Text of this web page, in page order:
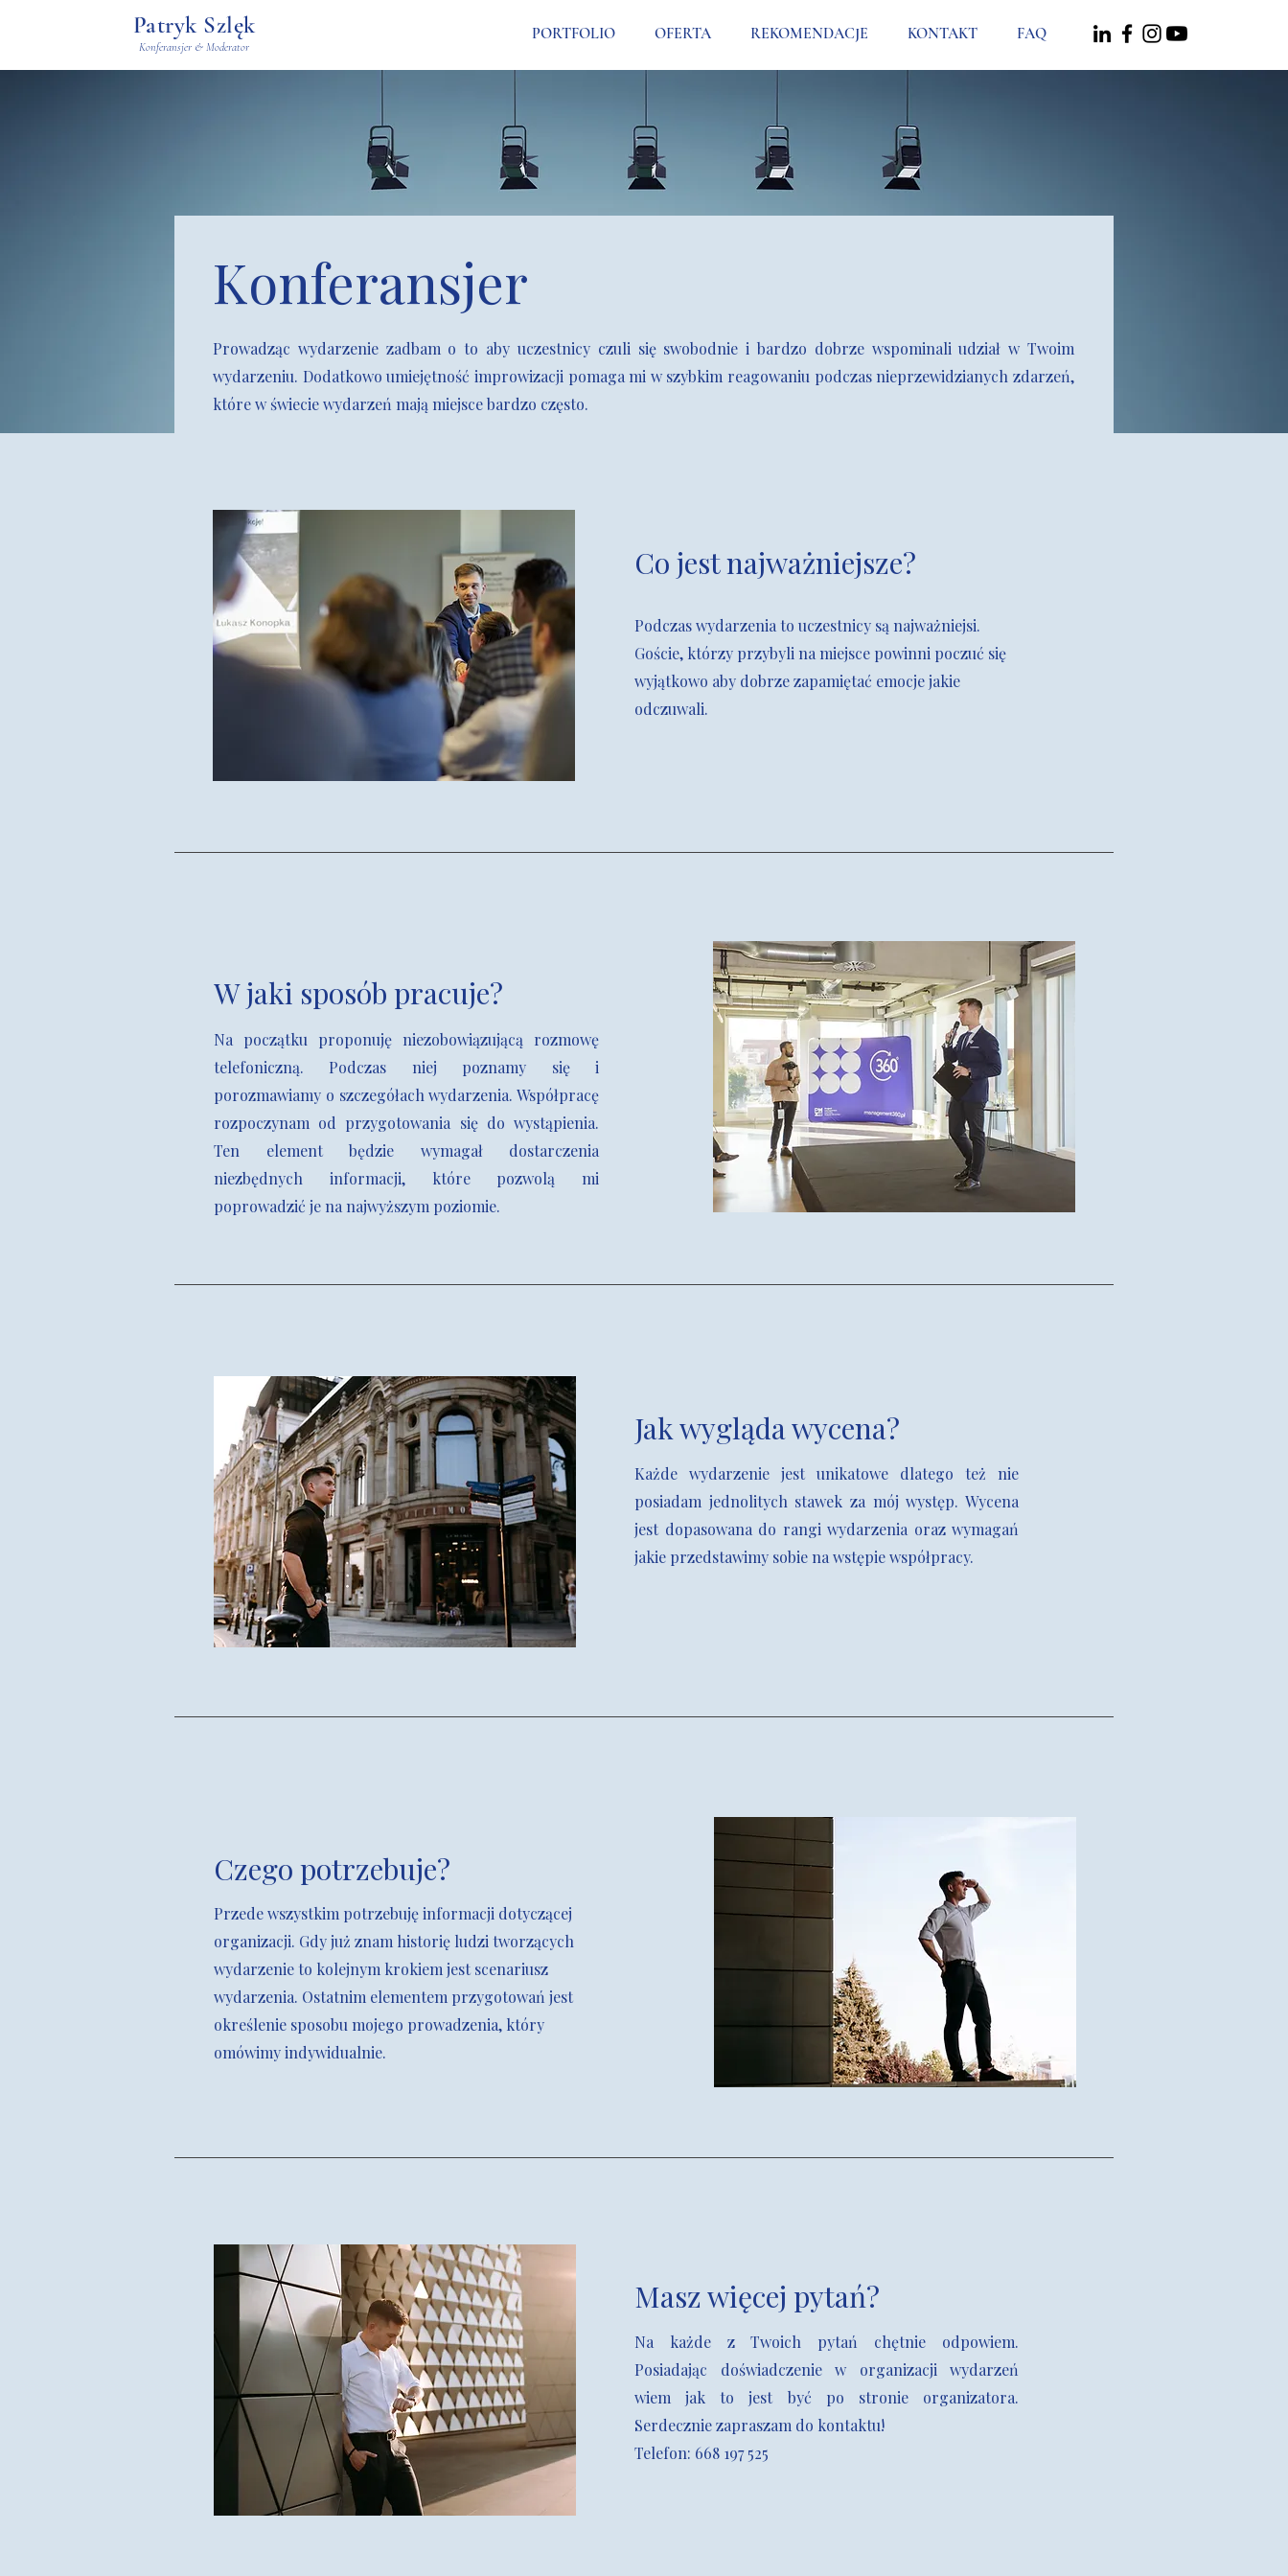
Patryk Szlęk
Konferansjer & Moderator
PORTFOLIO OFERTA REKOMENDACJE KONTAKT FAQ
Konferansjer
Prowadząc wydarzenie zadbam o to aby uczestnicy czuli się swobodnie i bardzo dobrze wspominali udział w Twoim
wydarzeniu. Dodatkowo umiejętność improwizacji pomaga mi w szybkim reagowaniu podczas nieprzewidzianych zdarzeń,
które w świecie wydarzeń mają miejsce bardzo często.
Co jest najważniejsze?
Podczas wydarzenia to uczestnicy są najważniejsi.
Goście, którzy przybyli na miejsce powinni poczuć się
wyjątkowo aby dobrze zapamiętać emocje jakie
odczuwali.
W jaki sposób pracuje?
Na początku proponuję niezobowiązującą rozmowę
telefoniczną. Podczas niej poznamy się i
porozmawiamy o szczegółach wydarzenia. Współpracę
rozpoczynam od przygotowania się do wystąpienia.
Ten element będzie wymagał dostarczenia
niezbędnych informacji, które pozwolą mi
poprowadzić je na najwyższym poziomie.
Jak wygląda wycena?
Każde wydarzenie jest unikatowe dlatego też nie
posiadam jednolitych stawek za mój występ. Wycena
jest dopasowana do rangi wydarzenia oraz wymagań
jakie przedstawimy sobie na wstępie współpracy.
Czego potrzebuje?
Przede wszystkim potrzebuję informacji dotyczącej
organizacji. Gdy już znam historię ludzi tworzących
wydarzenie to kolejnym krokiem jest scenariusz
wydarzenia. Ostatnim elementem przygotowań jest
określenie sposobu mojego prowadzenia, który
omówimy indywidualnie.
Masz więcej pytań?
Na każde z Twoich pytań chętnie odpowiem.
Posiadając doświadczenie w organizacji wydarzeń
wiem jak to jest być po stronie organizatora.
Serdecznie zapraszam do kontaktu!
Telefon: 668 197 525